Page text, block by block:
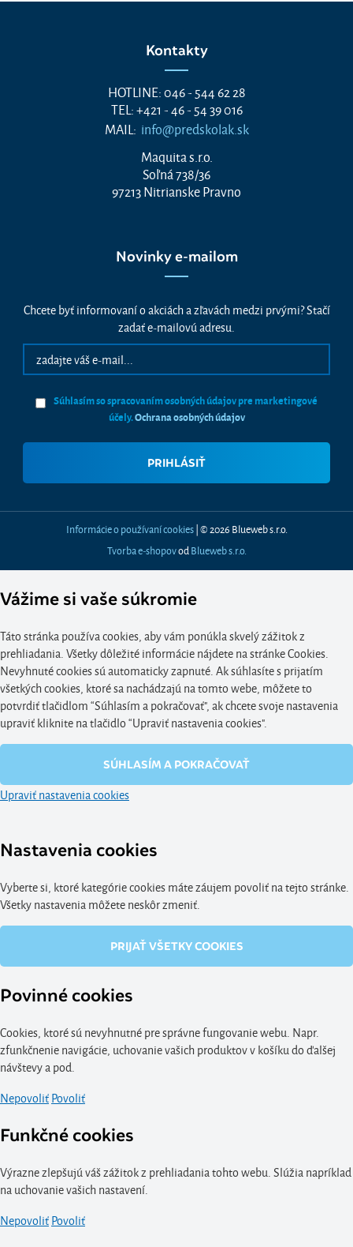
Kontakty
HOTLINE: 046 - 544 62 28
TEL: +421 - 46 - 54 39 016
MAIL: info@predskolak.sk
Maquita s.r.o.
Soľná 738/36
97213 Nitrianske Pravno
Novinky e-mailom
Chcete byť informovaní o akciách a zľavách medzi prvými? Stačí
zadať e-mailovú adresu.
Súhlasím so spracovaním osobných údajov pre marketingové
účely.Ochrana osobných údajov
Informácie o používaní cookies| © 2026 Blueweb s.r.o.
Tvorba e-shopovod Blueweb s.r.o.
Vážime si vaše súkromie
Táto stránka používa cookies, aby vám ponúkla skvelý zážitok z
prehliadania. Všetky dôležité informácie nájdete na stránke Cookies.
Nevyhnuté cookies sú automaticky zapnuté. Ak súhlasíte s prijatím
všetkých cookies, ktoré sa nachádzajú na tomto webe, môžete to
potvrdiť tlačidlom “Súhlasím a pokračovať", ak chcete svoje nastavenia
upraviť kliknite na tlačidlo “Upraviť nastavenia cookies".
SÚHLASÍM A POKRAČOVAŤ
Upraviť nastavenia cookies
Nastavenia cookies
Vyberte si, ktoré kategórie cookies máte záujem povoliť na tejto stránke.
Všetky nastavenia môžete neskôr zmeniť.
PRIJAŤ VŠETKY COOKIES
Povinné cookies
Cookies, ktoré sú nevyhnutné pre správne fungovanie webu. Napr.
zfunkčnenie navigácie, uchovanie vašich produktov v košíku do ďalšej
návštevy a pod.
NepovoliťPovoliť
Funkčné cookies
Výrazne zlepšujú váš zážitok z prehliadania tohto webu. Slúžia napríklad
na uchovanie vašich nastavení.
NepovoliťPovoliť